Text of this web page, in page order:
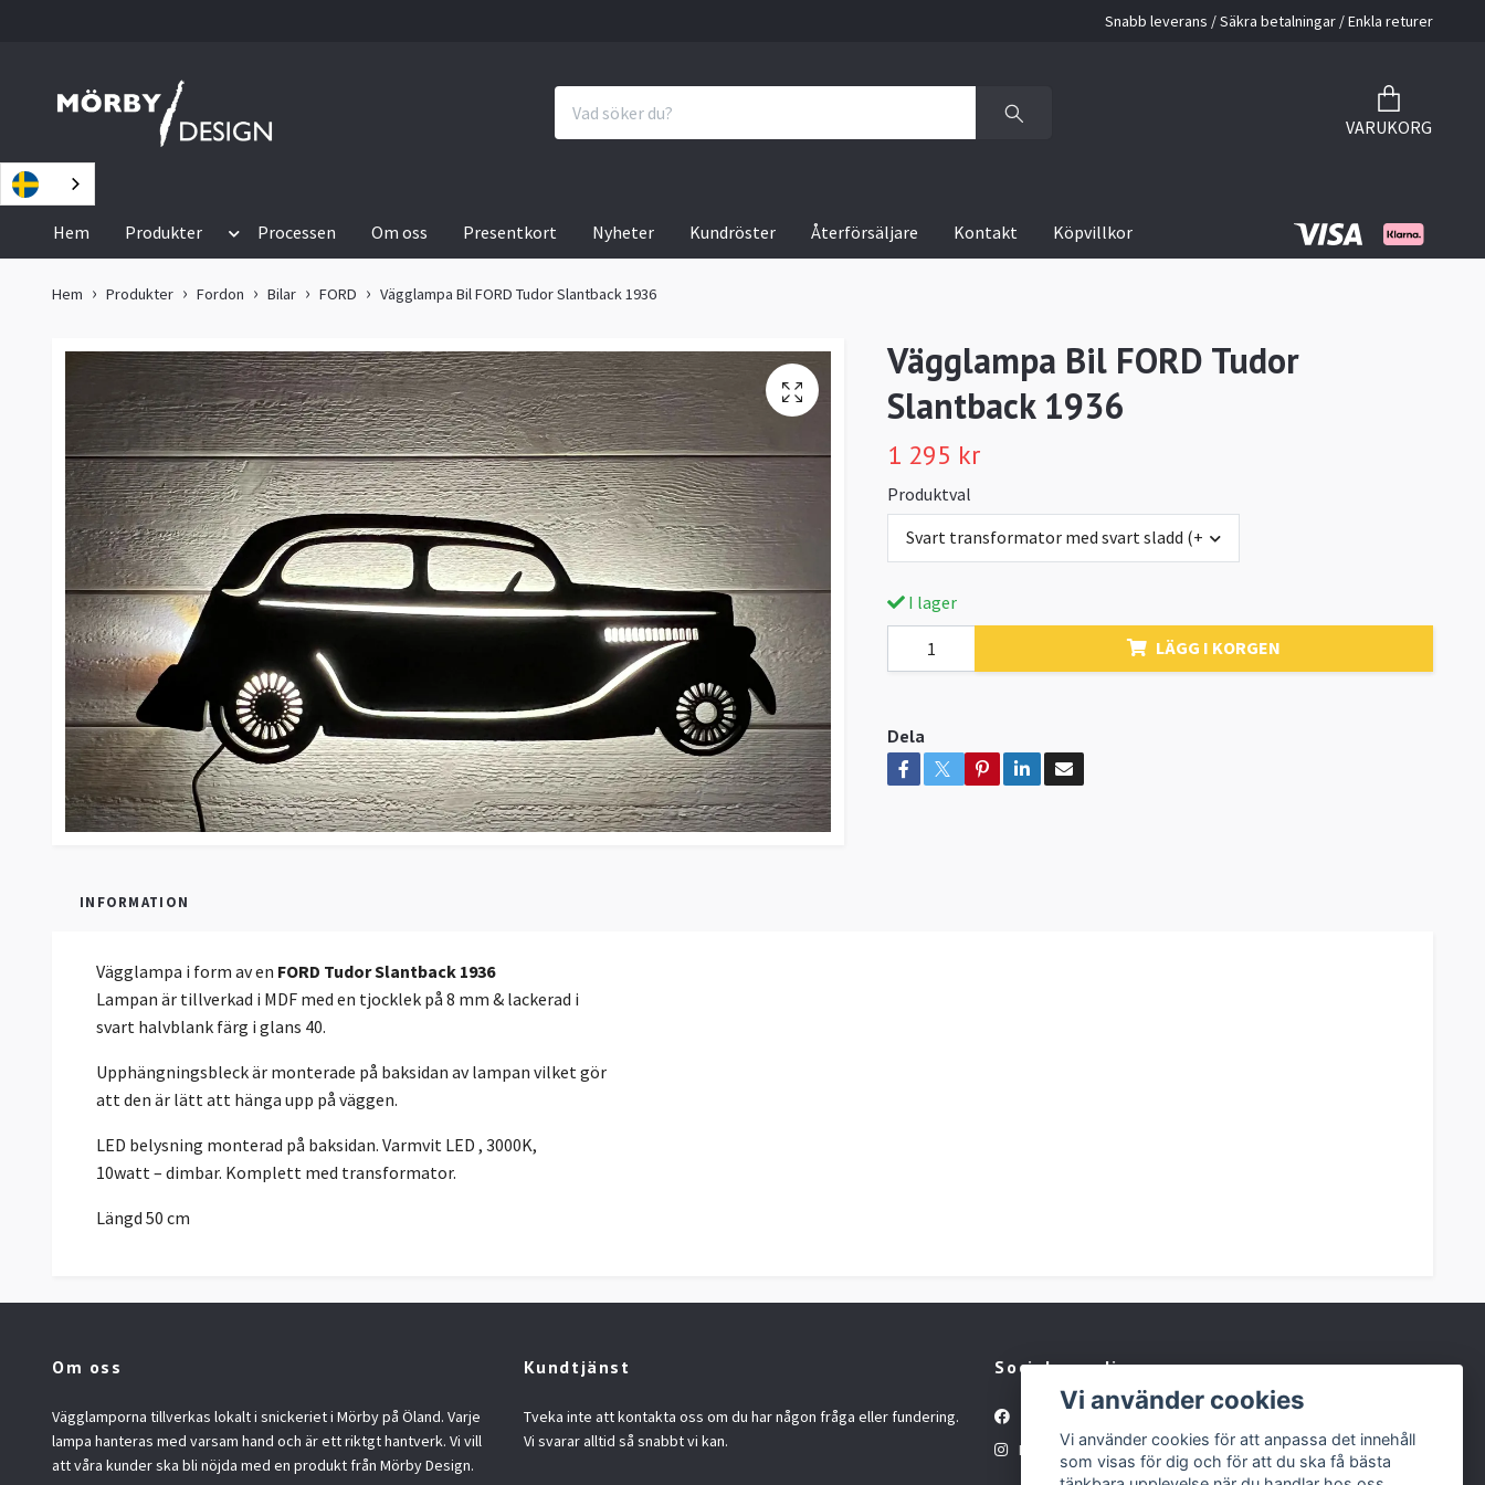
Snabb leverans / Säkra betalningar / Enkla returer
VARUKORG
Hem Produkter Processen Om oss Presentkort Nyheter Kundröster Återförsäljare Kontakt Köpvillkor
Hem Produkter Fordon Bilar FORD Vägglampa Bil FORD Tudor Slantback 1936
Vägglampa Bil FORD Tudor
Slantback 1936
1 295 kr
Produktval
Svart transformator med svart sladd (+0 kr)
I lager
LÄGG I KORGEN
Dela
INFORMATION
Vägglampa i form av en FORD Tudor Slantback 1936
Lampan är tillverkad i MDF med en tjocklek på 8 mm & lackerad i
svart halvblank färg i glans 40.
Upphängningsbleck är monterade på baksidan av lampan vilket gör
att den är lätt att hänga upp på väggen.
LED belysning monterad på baksidan. Varmvit LED , 3000K,
10watt – dimbar. Komplett med transformator.
Längd 50 cm
Om oss
Vägglamporna tillverkas lokalt i snickeriet i Mörby på Öland. Varje
lampa hanteras med varsam hand och är ett riktgt hantverk. Vi vill
att våra kunder ska bli nöjda med en produkt från Mörby Design.
Kundtjänst
Tveka inte att kontakta oss om du har någon fråga eller fundering.
Vi svarar alltid så snabbt vi kan.
Sociala medier
Instagram
Vi använder cookies
Vi använder cookies för att anpassa det innehåll
som visas för dig och för att du ska få bästa